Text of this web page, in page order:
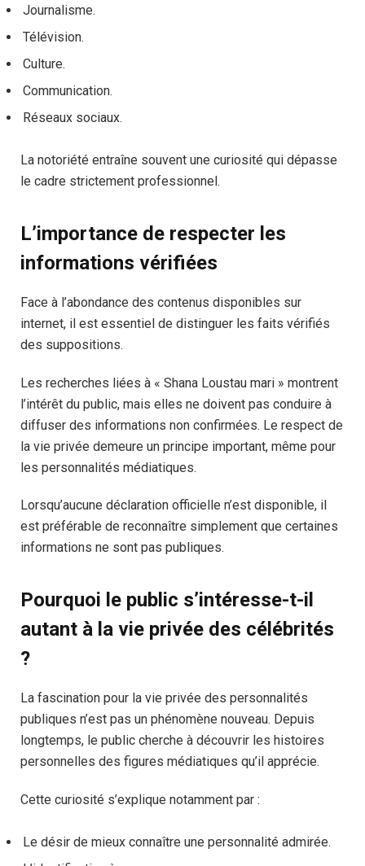
Journalisme.
Télévision.
Culture.
Communication.
Réseaux sociaux.
La notoriété entraîne souvent une curiosité qui dépasse
le cadre strictement professionnel.
L’importance de respecter les
informations vérifiées
Face à l’abondance des contenus disponibles sur
internet, il est essentiel de distinguer les faits vérifiés
des suppositions.
Les recherches liées à « Shana Loustau mari » montrent
l’intérêt du public, mais elles ne doivent pas conduire à
diffuser des informations non confirmées. Le respect de
la vie privée demeure un principe important, même pour
les personnalités médiatiques.
Lorsqu’aucune déclaration officielle n’est disponible, il
est préférable de reconnaître simplement que certaines
informations ne sont pas publiques.
Pourquoi le public s’intéresse-t-il
autant à la vie privée des célébrités
?
La fascination pour la vie privée des personnalités
publiques n’est pas un phénomène nouveau. Depuis
longtemps, le public cherche à découvrir les histoires
personnelles des figures médiatiques qu’il apprécie.
Cette curiosité s’explique notamment par :
Le désir de mieux connaître une personnalité admirée.